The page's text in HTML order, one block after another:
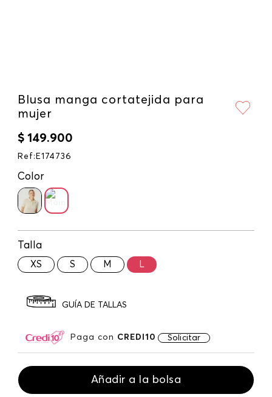
Blusa manga cortatejida para
mujer
$ 149.900
Ref : E174736
Color
Talla
XS S M L
GUÍA DE TALLAS
Paga con CREDI10 Solicitar
Añadir a la bolsa